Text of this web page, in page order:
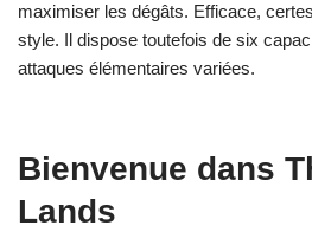
maximiser les dégâts. Efficace,
style. Il dispose toutefois de six
attaques élémentaires variées.
Bienvenue dans
Lands